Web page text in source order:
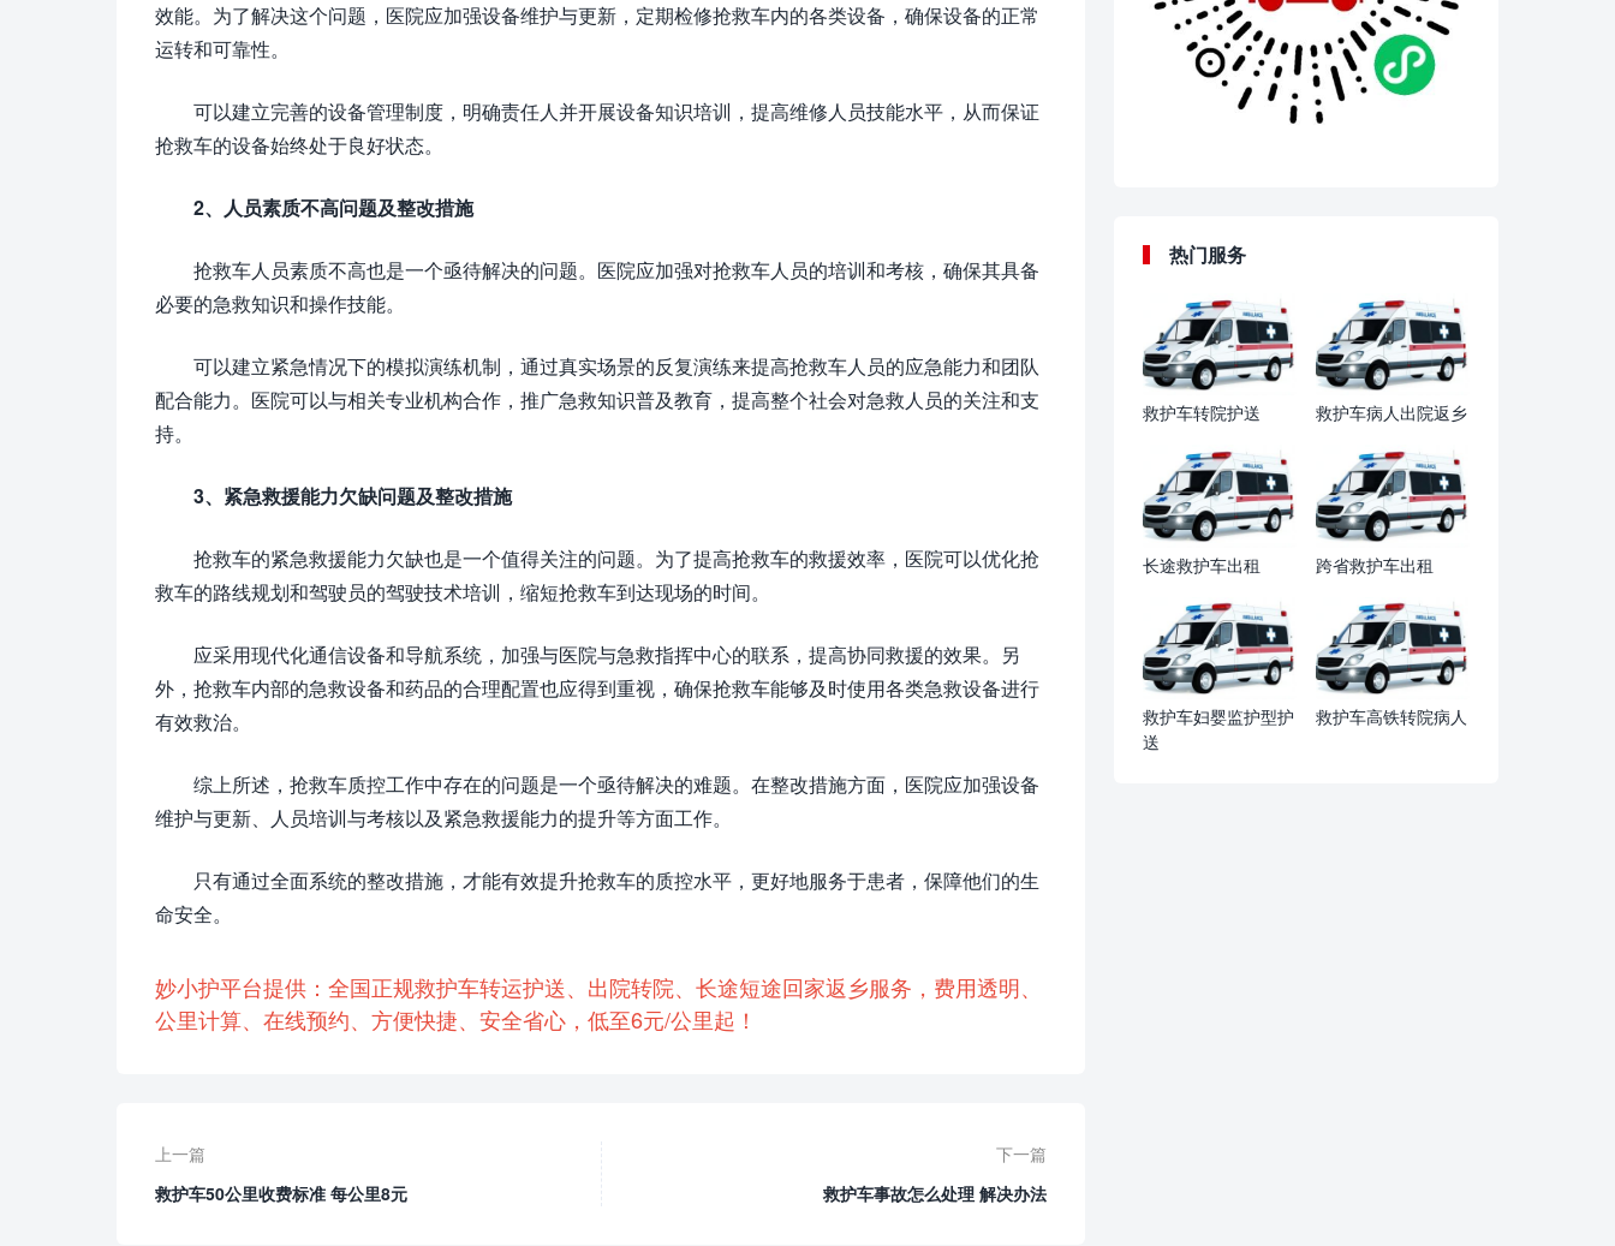
效能。为了解决这个问题，医院应加强设备维护与更新，定期检修抢救车内的各类设备，确保设备的正常
运转和可靠性。
可以建立完善的设备管理制度，明确责任人并开展设备知识培训，提高维修人员技能水平，从而保证
抢救车的设备始终处于良好状态。
2、人员素质不高问题及整改措施
抢救车人员素质不高也是一个亟待解决的问题。医院应加强对抢救车人员的培训和考核，确保其具备
必要的急救知识和操作技能。
可以建立紧急情况下的模拟演练机制，通过真实场景的反复演练来提高抢救车人员的应急能力和团队
配合能力。医院可以与相关专业机构合作，推广急救知识普及教育，提高整个社会对急救人员的关注和支
持。
3、紧急救援能力欠缺问题及整改措施
抢救车的紧急救援能力欠缺也是一个值得关注的问题。为了提高抢救车的救援效率，医院可以优化抢
救车的路线规划和驾驶员的驾驶技术培训，缩短抢救车到达现场的时间。
应采用现代化通信设备和导航系统，加强与医院与急救指挥中心的联系，提高协同救援的效果。另
外，抢救车内部的急救设备和药品的合理配置也应得到重视，确保抢救车能够及时使用各类急救设备进行
有效救治。
综上所述，抢救车质控工作中存在的问题是一个亟待解决的难题。在整改措施方面，医院应加强设备
维护与更新、人员培训与考核以及紧急救援能力的提升等方面工作。
只有通过全面系统的整改措施，才能有效提升抢救车的质控水平，更好地服务于患者，保障他们的生
命安全。
妙小护平台提供：全国正规救护车转运护送、出院转院、长途短途回家返乡服务，费用透明、
公里计算、在线预约、方便快捷、安全省心，低至6元/公里起！
上一篇
救护车50公里收费标准 每公里8元
下一篇
救护车事故怎么处理 解决办法
热门服务
救护车转院护送 救护车病人出院返乡
长途救护车出租 跨省救护车出租
救护车妇婴监护型护
送
救护车高铁转院病人